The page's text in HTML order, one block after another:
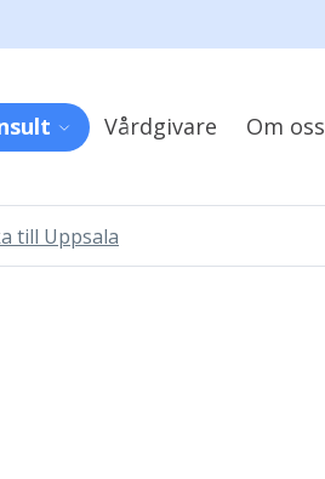
Vårdgivare Om oss
till Uppsala